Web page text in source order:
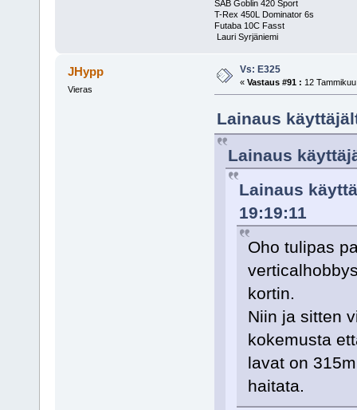
SAB Goblin 420 Sport
T-Rex 450L Dominator 6s
Futaba
Lauri Syrjäniemi
JHypp
Vieras
Vs: E325
« Vastaus #91 : 12
Lainaus
Lainaus
Lainaus
19:19:11
Oho tulipas
kortin.
Niin ja sitten
kokemusta
lavat on
haitata.